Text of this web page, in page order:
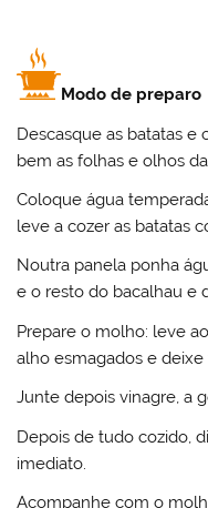
Modo de preparo
Descasque as batatas e
bem as folhas e olhos
Coloque água
leve a cozer as batatas
Noutra panela ponha
e o resto do bacalhau e
Prepare o molho: leve
alho esmagados e deixe
Junte depois vinagre, a
Depois de tudo cozido,
imediato.
Acompanhe com o